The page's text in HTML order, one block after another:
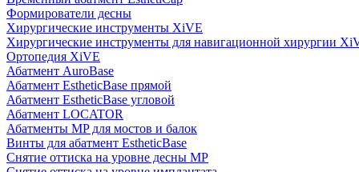
Формирователи десны
Хирургические инструменты XiVE
Хирургические инструменты для навигационной хирургии
Ортопедия XiVE
Абатмент AuroBase
Абатмент EstheticBase прямой
Абатмент EstheticBase угловой
Абатмент LOCATOR
Абатменты MP для мостов и балок
Винты для абатмент EstheticBase
Снятие оттиска на уровне десны MP